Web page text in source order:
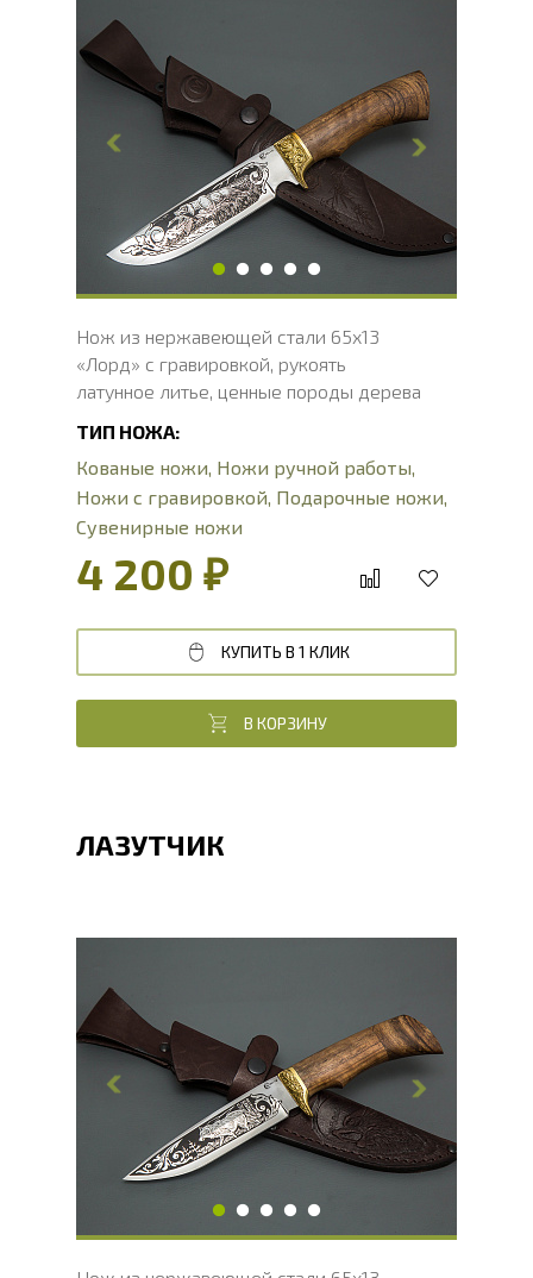
Общая длина, мм
Длина клинка, мм
148
Ширина клинка, мм
35.7
Толщина обуха, мм
Ширина рукояти, мм
33
Длина рукояти, мм
Толщина рукояти, мм
23
Твердость клинка, HRC
54 - 56 HRC
Нож из нержавеющей стали 65х13
«Лорд» с гравировкой, рукоять
латунное литье, ценные породы дерева
ТИП НОЖА:
Кованые ножи, Ножи ручной работы,
Ножи с гравировкой, Подарочные ножи,
Сувенирные ножи
4 200 ₽
КУПИТЬ В 1 КЛИК
В КОРЗИНУ
ЛАЗУТЧИК
Общая длина, мм
Длина клинка, мм
132.6
Ширина клинка, мм
30.2
Толщина обуха, мм
2.2
Ширина рукояти, мм
28.5
Длина рукояти, мм
117.4
Толщина рукояти, мм
21.5
Твердость клинка, HRC
54 - 56 HRC